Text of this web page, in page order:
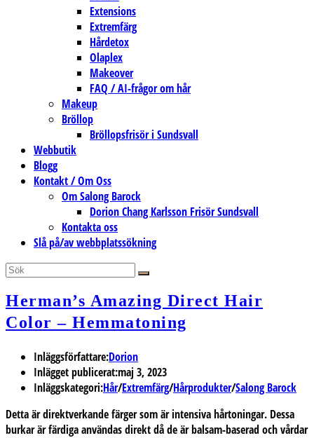
Extensions
Extremfärg
Hårdetox
Olaplex
Makeover
FAQ / AI-frågor om hår
Makeup
Bröllop
Bröllopsfrisör i Sundsvall
Webbutik
Blogg
Kontakt / Om Oss
Om Salong Barock
Dorion Chang Karlsson Frisör Sundsvall
Kontakta oss
Slå på/av webbplatssökning
Herman’s Amazing Direct Hair
Color – Hemmatoning
Inläggsförfattare:Dorion
Inlägget publicerat:maj 3, 2023
Inläggskategori:Hår/Extremfärg/Hårprodukter/Salong Barock
Detta ärdirektverkande färger som är intensiva hårtoningar. Dessa
burkar är färdiga användas direkt då de är balsam-baserad och vårdar